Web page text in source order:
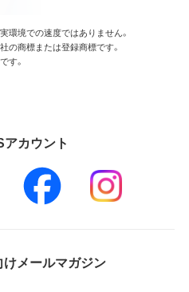
環境での速度ではありません。
の商標または登録商標です。
す。
カウント
メールマガジン